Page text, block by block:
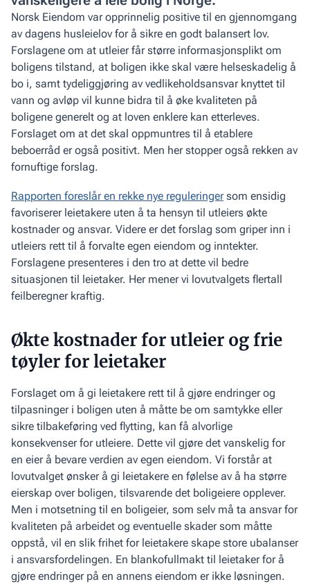
Norsk Eiendom var opprinnelig positive til en gjennomgang
av dagens husleielov for å sikre en godt balansert lov.
Forslagene om at utleier får større informasjonsplikt om
boligens tilstand, at boligen ikke skal være helseskadelig å
bo i, samt tydeliggjøring av vedlikeholdsansvar knyttet til
vann og avløp vil kunne bidra til å øke kvaliteten på
boligene generelt og at loven enklere kan etterleves.
Forslaget om at det skal oppmuntres til å etablere
beboerråd er også positivt. Men her stopper også rekken av
fornuftige forslag.
Rapporten foreslår en rekke nye reguleringersom ensidig
favoriserer leietakere uten å ta hensyn til utleiers økte
kostnader og ansvar. Videre er det forslag som griper inn i
utleiers rett til å forvalte egen eiendom og inntekter.
Forslagene presenteres i den tro at dette vil bedre
situasjonen til leietaker. Her mener vi lovutvalgets flertall
feilberegner kraftig.
Økte kostnader for utleier og frie
tøyler for leietaker
Forslaget om å gi leietakere rett til å gjøre endringer og
tilpasninger i boligen uten å måtte be om samtykke eller
sikre tilbakeføring ved flytting, kan få alvorlige
konsekvenser for utleiere. Dette vil gjøre det vanskelig for
en eier å bevare verdien av egen eiendom. Vi forstår at
lovutvalget ønsker å gi leietakere en følelse av å ha større
eierskap over boligen, tilsvarende det boligeiere opplever.
Men i motsetning til en boligeier, som selv må ta ansvar for
kvaliteten på arbeidet og eventuelle skader som måtte
oppstå, vil en slik frihet for leietakere skape store ubalanser
i ansvarsfordelingen. En blankofullmakt til leietaker for å
gjøre endringer på en annens eiendom er ikke løsningen.